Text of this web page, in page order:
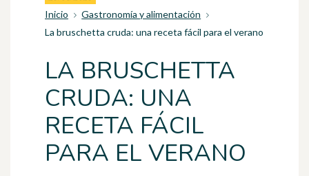
Inicio
Gastronomía y alimentación
La bruschetta cruda: una receta fácil para el verano
LA BRUSCHETTA
CRUDA: UNA
RECETA FÁCIL
PARA EL VERANO